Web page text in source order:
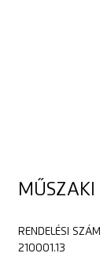
MŰSZAKI
RENDELÉSI SZÁM
210001.13